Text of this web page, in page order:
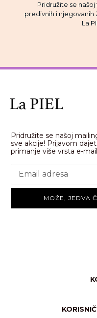
Pridružite se
predivnih i
La
Pridružite se našoj
sve akcije! Prijavom
primanje više vrsta e-
MOŽE, JEDVA